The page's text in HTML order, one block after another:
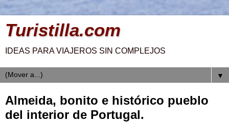
Turistilla.com
IDEAS PARA VIAJEROS SIN COMPLEJOS
▼
Almeida, bonito e histórico pueblo
del interior de Portugal.